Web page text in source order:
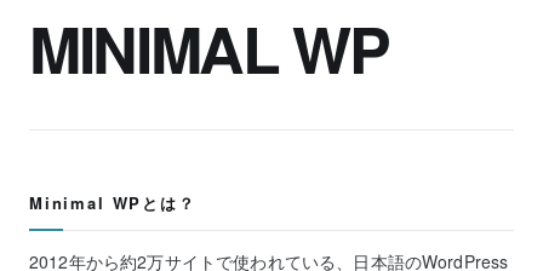
MINIMAL WP
Minimal WPとは？
2012年から約2万サイトで使われている、日本語のWordPress